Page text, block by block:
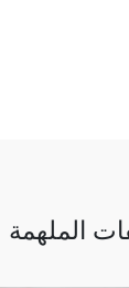
الملهمة